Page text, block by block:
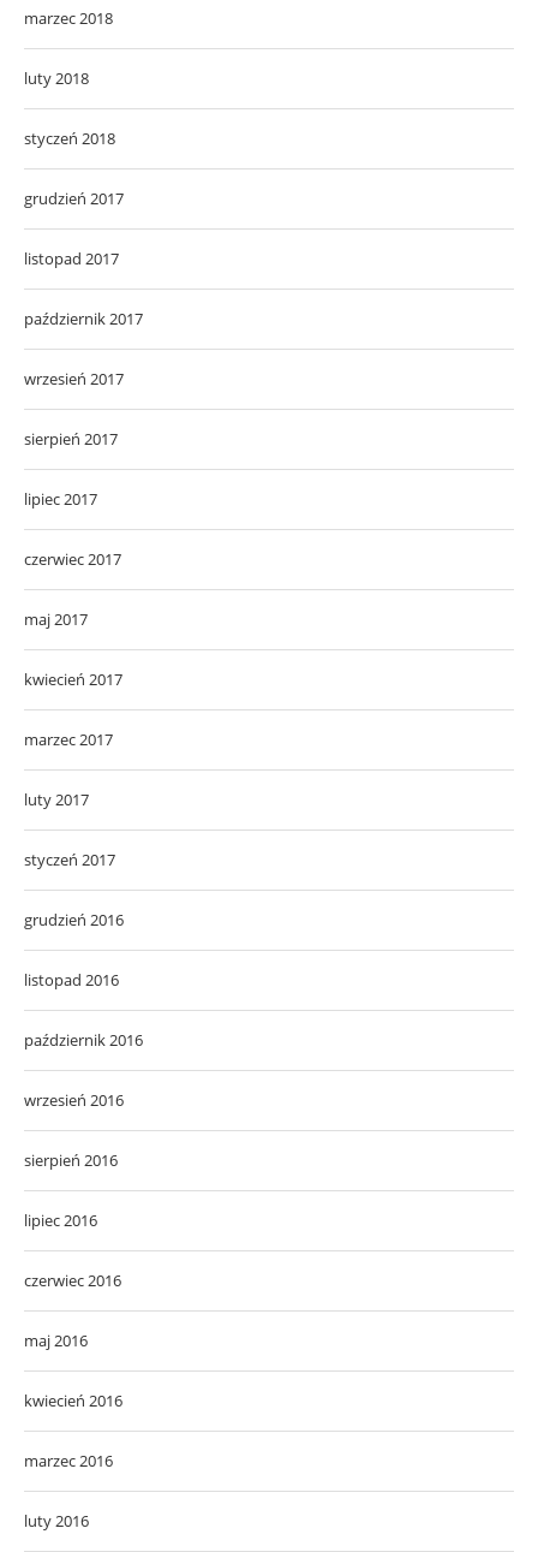
marzec 2018
luty 2018
styczeń 2018
grudzień 2017
listopad 2017
październik 2017
wrzesień 2017
sierpień 2017
lipiec 2017
czerwiec 2017
maj 2017
kwiecień 2017
marzec 2017
luty 2017
styczeń 2017
grudzień 2016
listopad 2016
październik 2016
wrzesień 2016
sierpień 2016
lipiec 2016
czerwiec 2016
maj 2016
kwiecień 2016
marzec 2016
luty 2016